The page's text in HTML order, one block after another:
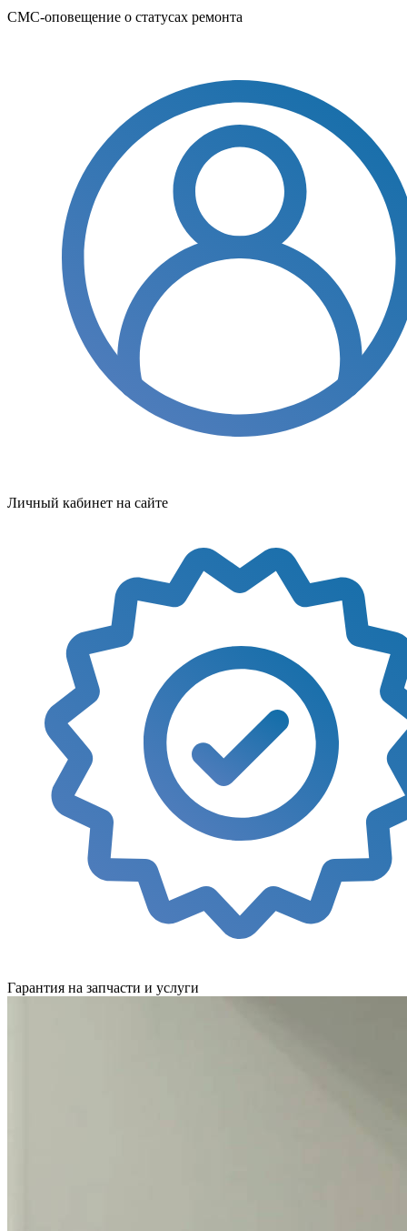
СМС-оповещение о статусах ремонта
Личный кабинет на сайте
Гарантия на запчасти и услуги